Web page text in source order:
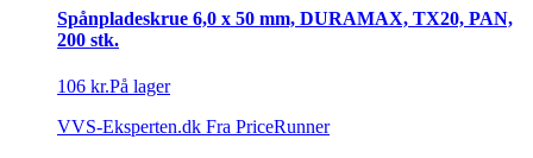
Spånpladeskrue 6,0 x 50 mm, DURAMAX, TX20, PAN,
200 stk.
106 kr.På lager
VVS-Eksperten.dk Fra PriceRunner